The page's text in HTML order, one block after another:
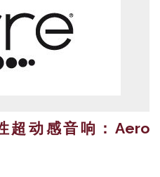
超动感音响：Aero